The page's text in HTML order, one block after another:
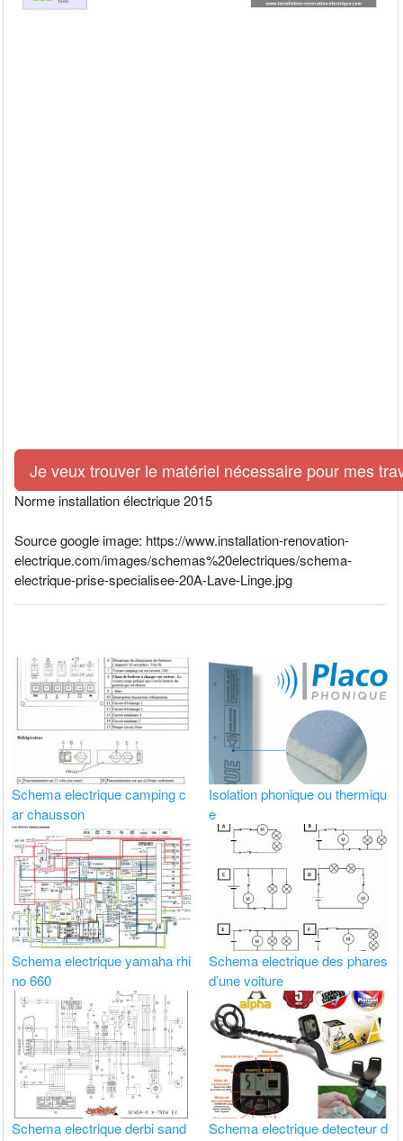
Je veux trouver le matériel nécessaire pour mes
Norme installation électrique 2015
Source google image: https://www.installation-renovation-
electrique.com/images/schemas%20electriques/schema-
electrique-prise-specialisee-20A-Lave-Linge.jpg
Schema electrique camping c
ar chausson
Isolation phonique ou thermiqu
e
Schema electrique yamaha rhi
no 660
Schema electrique des phares
d’une voiture
Schema electrique derbi sand
Schema electrique detecteur d